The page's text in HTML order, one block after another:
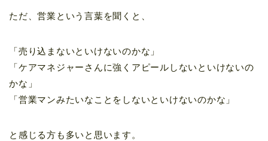
ただ、営業という言葉を聞くと、
「売り込まないといけないのかな」
「ケアマネジャーさんに強くアピールしないといけないの
かな」
「営業マンみたいなことをしないといけないのかな」
と感じる方も多いと思います。